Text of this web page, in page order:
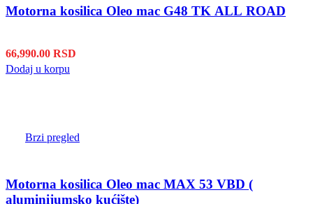
Motorna kosilica Oleo mac G48 TK ALL ROAD
66,990.00 RSD
Dodaj u korpu
Brzi pregled
Motorna kosilica Oleo mac MAX 53 VBD (
aluminijumsko kućište)